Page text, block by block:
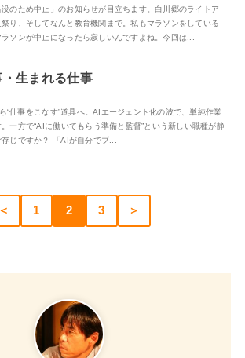
のため中止」のお知らせが目立ちます。白川郷のライトア
り、そしてなんと教育機関まで。私もマラソンをしている
ソンが中止になったら寂しいんですよね。今回は...
生まれる仕事
“仕事をこなす”道具へ。AIエージェント化の波で、単純作業
一方で“AIに働いてもらう準備と監督”という新しい職種が静
じですか？ 「AIが自分でブ...
＜ 1 2 3 ＞